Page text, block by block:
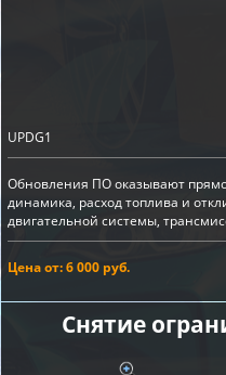
UPDG1
Обновления ПО оказывают
динамика, расход топлива и
двигательной системы,
Цена от: 6 000 руб.
Снятие